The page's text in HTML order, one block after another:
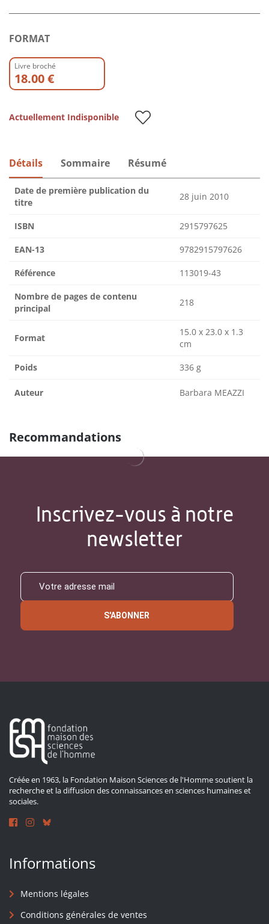
FORMAT
Livre broché
18.00 €
Actuellement Indisponible
Détails Sommaire Résumé
Date de première publication du
titre
28 juin 2010
ISBN 2915797625
EAN-13 9782915797626
Référence 113019-43
Nombre de pages de contenu
principal
218
Format
15.0 x 23.0 x 1.3
cm
Poids 336 g
Auteur Barbara MEAZZI
Recommandations
Inscrivez-vous à notre
newsletter
S'ABONNER
Créée en 1963, la Fondation Maison Sciences de l'Homme soutient la
recherche et la diffusion des connaissances en sciences humaines et
sociales.
Informations
Mentions légales
Conditions générales de ventes